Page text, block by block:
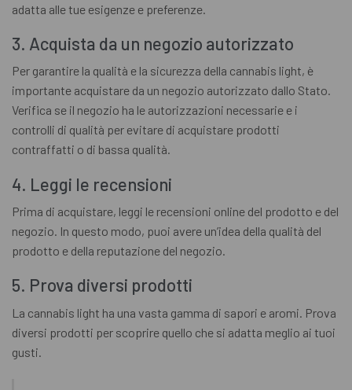
adatta alle tue esigenze e preferenze.
3. Acquista da un negozio autorizzato
Per garantire la qualità e la sicurezza della cannabis light, è
importante acquistare da un negozio autorizzato dallo Stato.
Verifica se il negozio ha le autorizzazioni necessarie e i
controlli di qualità per evitare di acquistare prodotti
contraffatti o di bassa qualità.
4. Leggi le recensioni
Prima di acquistare, leggi le recensioni online del prodotto e del
negozio. In questo modo, puoi avere un’idea della qualità del
prodotto e della reputazione del negozio.
5. Prova diversi prodotti
La cannabis light ha una vasta gamma di sapori e aromi. Prova
diversi prodotti per scoprire quello che si adatta meglio ai tuoi
gusti.